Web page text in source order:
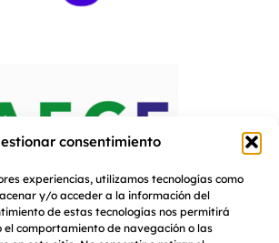
consentimiento
experiencias, utilizamos tecnologías como
y/o acceder a la información del
de estas tecnologías nos permitirá
el comportamiento de navegación o las